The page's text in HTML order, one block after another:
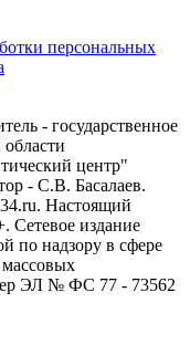
персональных
- государственное
центр"
- С.В. Басалаев.
Настоящий
Сетевое издание
по надзору в сфере
ЭЛ № ФС 77 - 73562